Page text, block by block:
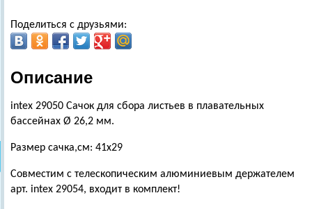
Поделиться с друзьями:
Описание
intex 29050 Сачок для сбора листьев в плавательных
бассейнах Ø 26,2 мм.
Размер сачка,см: 41х29
Совместим с телескопическим алюминиевым держателем
арт. intex 29054, входит в комплект!